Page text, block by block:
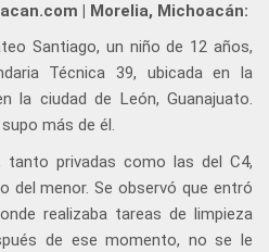
| Morelia, Michoacán:
Santiago, un niño de 12 años,
Técnica 39, ubicada en la
la ciudad de León, Guanajuato.
más de él.
tanto privadas como las del C4,
del menor. Se observó que entró
realizaba tareas de limpieza
de ese momento, no se le